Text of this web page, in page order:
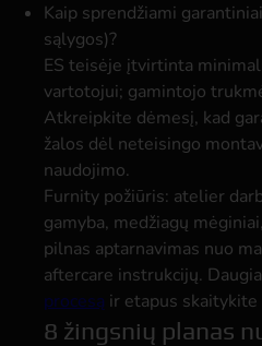
Kaip sprendžiami
sąlygos)?
ES teisėje įtvirtinta
vartotojui; gamintojo
Atkreipkite dėmesį, kad
žalos dėl neteisingo
naudojimo.
Furnity požiūris: atelier
gamyba, medžiagų
pilnas aptarnavimas nuo
aftercare instrukcijų.
procesą ir etapus
8 žingsnių planas